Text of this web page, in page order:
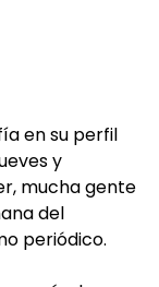
en su perfil
y
mucha gente
del
periódico.